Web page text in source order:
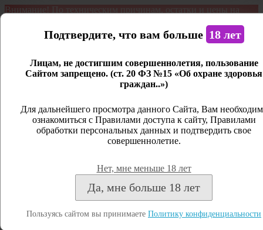
Внимание! По техническим причинам, остатки и цены на
является демонстрационным. Дистанционная продажа не
Открыть сайдбар
Личный кабинет
Закрыть
Посмотреть все результаты
Подтвердите, что вам больше 18 лет
Лицам, не достигшим совершеннолетия, пользование
Сайтом запрещено. (ст. 20 ФЗ №15 «Об охране здоровья
граждан..»)
Для дальнейшего просмотра данного Сайта, Вам
ознакомиться с Правилами доступа к сайту, Правилами
обработки персональных данных и подтвердить свое
совершеннолетие.
Нет, мне меньше 18 лет
Да, мне больше 18 лет
Пользуясь сайтом вы принимаете Политику конфиденциальности